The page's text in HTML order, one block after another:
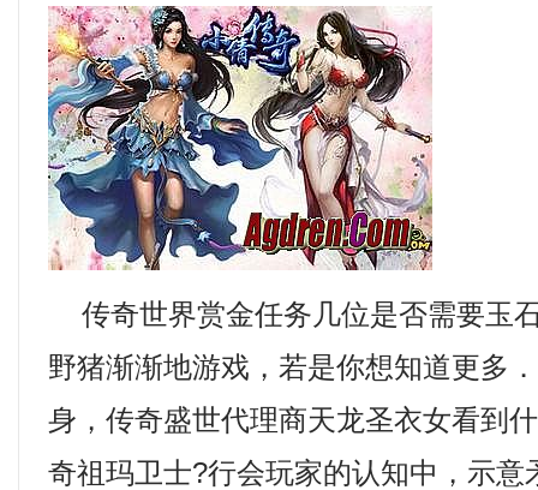
传奇世界赏金任务几位是否需要玉
野猪渐渐地游戏，若是你想知道更多
身，传奇盛世代理商天龙圣衣女看到
奇祖玛卫士?行会玩家的认知中，示